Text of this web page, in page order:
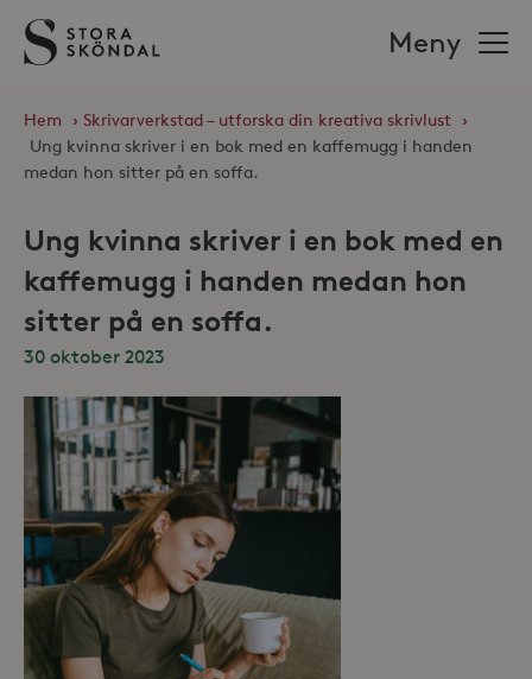
Stora
Sköndal
Meny
Hem › Skrivarverkstad – utforska din kreativa skrivlust ›
Ung kvinna skriver i en bok med en kaffemugg i handen
medan hon sitter på en soffa.
Ung kvinna skriver i en bok med en
kaffemugg i handen medan hon
sitter på en soffa.
30 oktober 2023